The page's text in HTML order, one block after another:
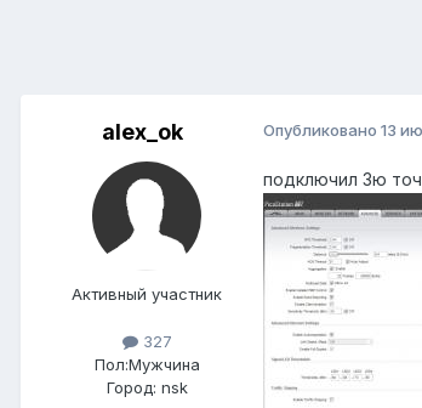
alex_ok
Активный участник
327
Пол:Мужчина
Город: nsk
Опубликовано 13
подключил 3ю